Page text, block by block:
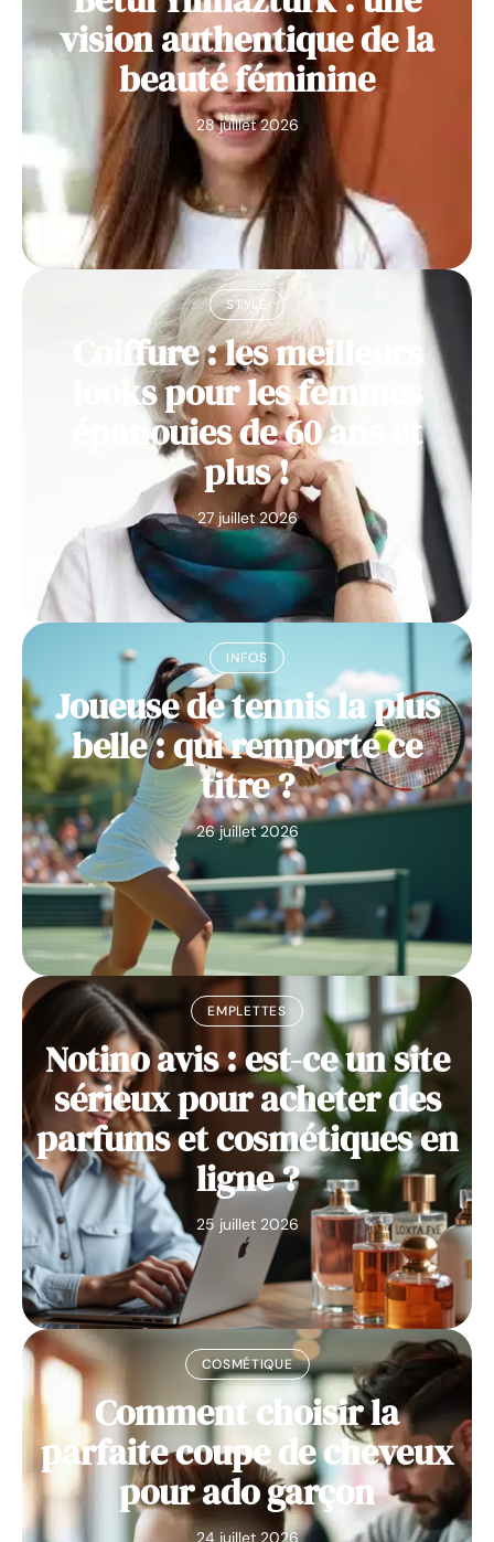
vision authentique de la
beauté féminine
28 juillet 2026
STYLE
Coiffure : les meilleurs
looks pour les femmes
épanouies de 60 ans et
plus !
27 juillet 2026
INFOS
Joueuse de tennis la plus
belle : qui remporte ce
titre ?
26 juillet 2026
EMPLETTES
Notino avis : est-ce un site
sérieux pour acheter des
parfums et cosmétiques en
ligne ?
25 juillet 2026
COSMÉTIQUE
Comment choisir la
parfaite coupe de cheveux
pour ado garçon
24 juillet 2026